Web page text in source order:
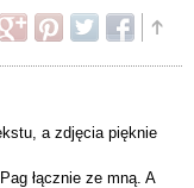
a zdjęcia pięknie
łącznie ze mną. A